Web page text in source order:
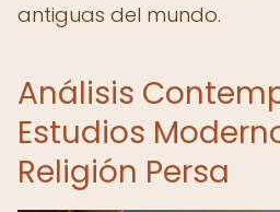
antiguas del mundo.
Análisis
Estudios
Religión Persa